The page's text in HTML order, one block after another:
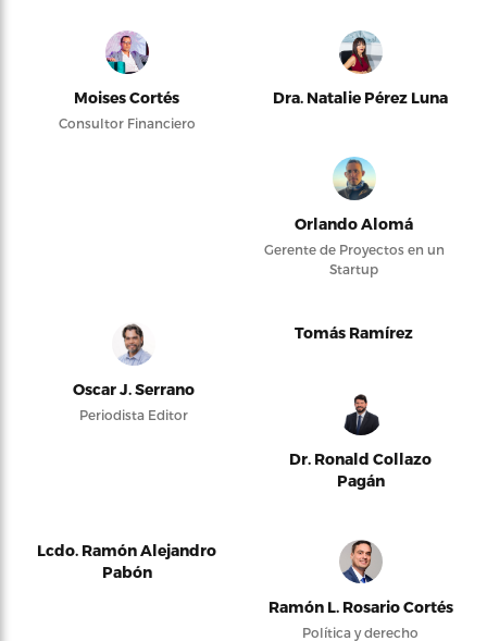
Moises Cortés
Consultor Financiero
Dra. Natalie Pérez Luna
Orlando Alomá
Gerente de Proyectos en un
Startup
Oscar J. Serrano
Periodista Editor
Tomás Ramírez
Dr. Ronald Collazo
Pagán
Lcdo. Ramón Alejandro
Pabón
Ramón L. Rosario Cortés
Política y derecho